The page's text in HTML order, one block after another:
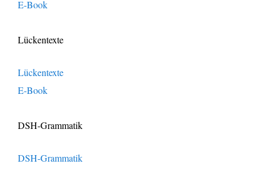
E-Book
Lückentexte
Lückentexte
E-Book
DSH-Grammatik
DSH-Grammatik